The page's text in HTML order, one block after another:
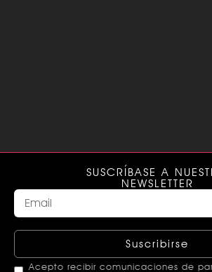
SUSCRÍBASE A
NEWSLETTER
Suscribirse
Acepto recibir comunicaciones de